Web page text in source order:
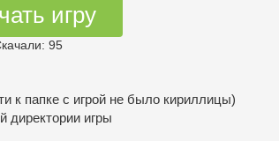
игру
95
к папке с игрой не было кириллицы)
директории игры